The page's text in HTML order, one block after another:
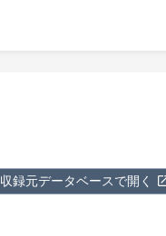
収録元データベースで開く